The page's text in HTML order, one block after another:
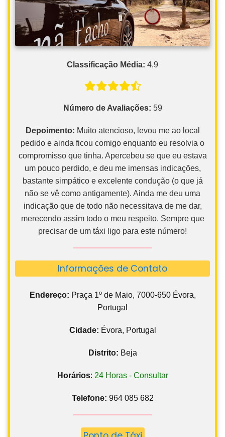
Classificação Média: 4,9
Número de Avaliações: 59
Depoimento: Muito atencioso, levou me ao local
pedido e ainda ficou comigo enquanto eu resolvia o
compromisso que tinha. Apercebeu se que eu estava
um pouco perdido, e deu me imensas indicações,
bastante simpático e excelente condução (o que já
não se vê como antigamente). Ainda me deu uma
indicação que de todo não necessitava de me dar,
merecendo assim todo o meu respeito. Sempre que
precisar de um táxi ligo para este número!
Informações de Contato
Endereço: Praça 1º de Maio, 7000-650 Évora,
Portugal
Cidade: Évora, Portugal
Distrito: Beja
Horários: 24 Horas - Consultar
Telefone: 964 085 682